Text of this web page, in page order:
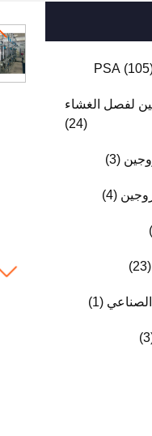
لفصل الغشاء
(24)
(3)
(4)
(23)
(1)